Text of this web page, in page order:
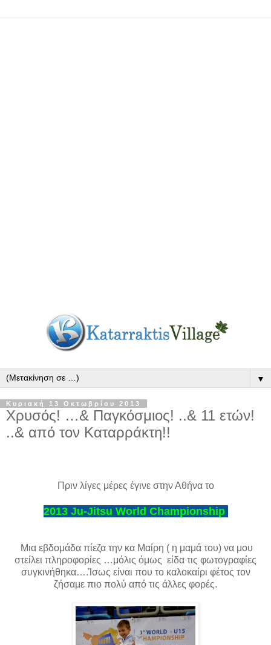
▼
Κυριακή 13 Οκτωβρίου 2013
Χρυσός! …& Παγκόσμιος! ..& 11 ετών!
..& από τον Καταρράκτη!!
Πριν λίγες μέρες έγινε στην Αθήνα το
2013 Ju-Jitsu World Championship
Μια εβδομάδα πίεζα την κα Μαίρη ( η μαμά του) να μου
στείλει πληροφορίες …μόλις όμως είδα τις φωτογραφίες
συγκινήθηκα….Ίσως είναι που το καλοκαίρι φέτος τον
ζήσαμε πιο πολύ από τις άλλες φορές.